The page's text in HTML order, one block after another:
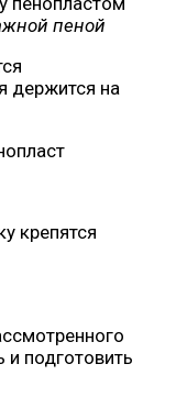
пеной
держится на
крепятся
и подготовить